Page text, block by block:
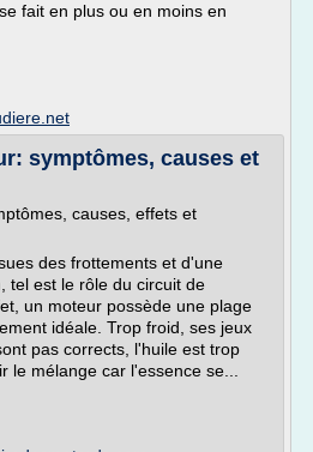
fait en plus ou en moins en
symptômes, causes et
causes, effets et
des frottements et d'une
tel est le rôle du circuit de
un moteur possède une plage
idéale. Trop froid, ses jeux
pas corrects, l'huile est trop
le mélange car l'essence se...